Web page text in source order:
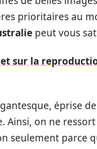
prioritaires au
peut vous
sur la
éprise
Ainsi, on ne
seulement parce